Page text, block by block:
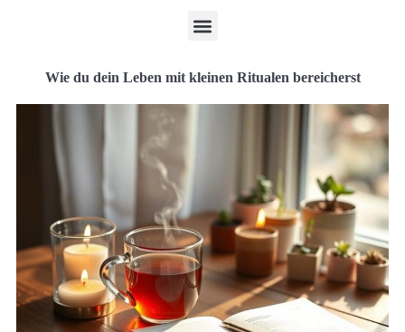
Wie du dein Leben mit kleinen Ritualen bereicherst